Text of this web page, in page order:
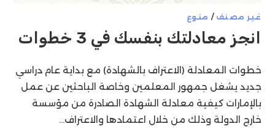
غير مصنف / منوع
انجز معادلتك بنفسك في 3 خطوات
خطوات المعادلة (الاعتراف بالشهادة) مع بداية عام دراسي
جديد يشغل جمهور المعلمين وخاصة الباحثين عن عمل
بالإمارات كيفية معادلة الشهادة الصادرة من مؤسسة
خارج الدولة وذلك من خلال اعتمادها والاعتراف…